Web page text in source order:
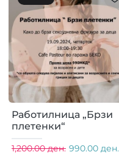
Работилница „Брзи
плетенки“
1,200.00 ден. 990.00 ден.